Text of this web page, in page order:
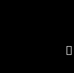
